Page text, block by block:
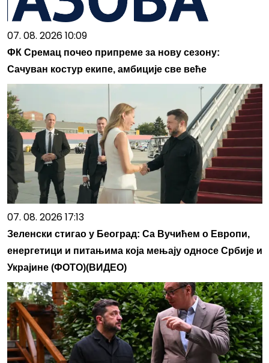
07. 08. 2026 10:09
ФК Сремац почео припреме за нову сезону:
Сачуван костур екипе, амбиције све веће
07. 08. 2026 17:13
Зеленски стигао у Београд: Са Вучићем о Европи,
енергетици и питањима која мењају односе Србије и
Украјине (ФОТО)(ВИДЕО)